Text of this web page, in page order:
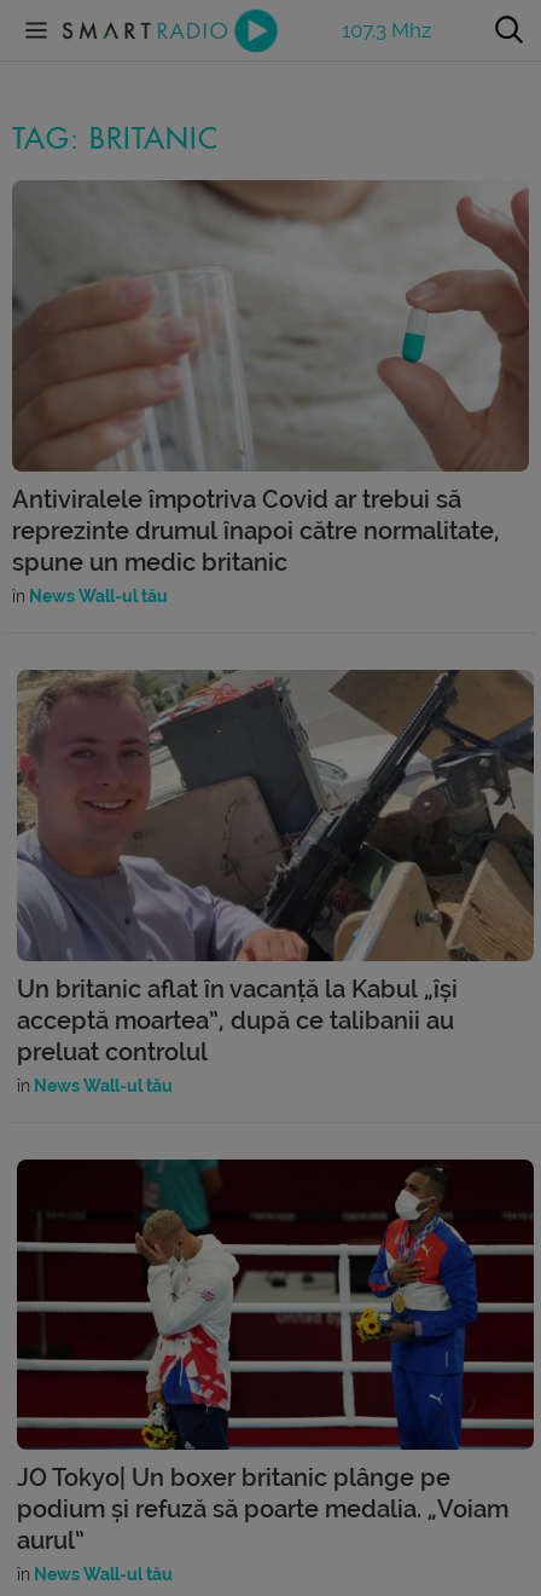
107.3 Mhz
TAG: BRITANIC
Antiviralele împotriva Covid ar trebui să
reprezinte drumul înapoi către normalitate,
spune un medic britanic
în News Wall-ul tău
Un britanic aflat în vacanță la Kabul „își
acceptă moartea”, după ce talibanii au
preluat controlul
în News Wall-ul tău
JO Tokyo| Un boxer britanic plânge pe
podium și refuză să poarte medalia. „Voiam
aurul”
în News Wall-ul tău